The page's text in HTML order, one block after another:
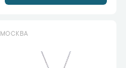
МОСКВА